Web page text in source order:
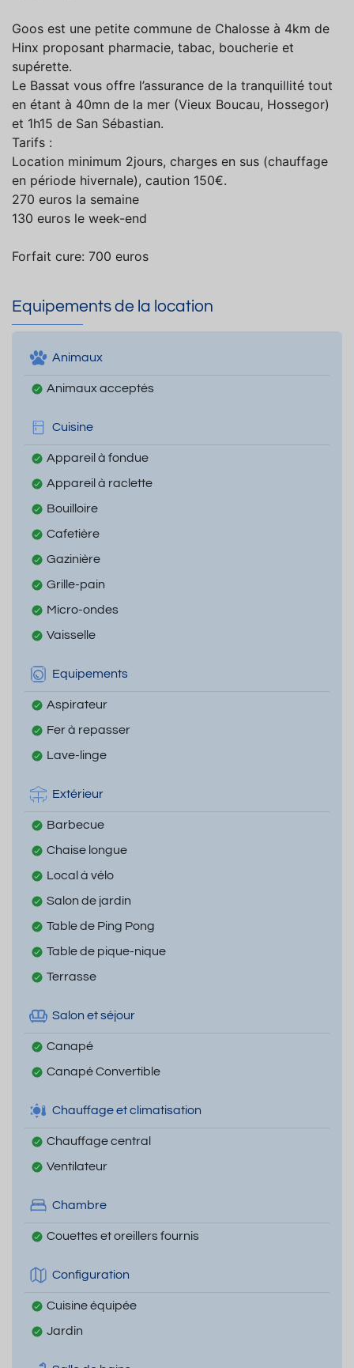
Goos est une petite commune de Chalosse à 4km de
Hinx proposant pharmacie, tabac, boucherie et
supérette.
Le Bassat vous offre l’assurance de la tranquillité tout
en étant à 40mn de la mer (Vieux Boucau, Hossegor)
et 1h15 de San Sébastian.
Tarifs :
Location minimum 2jours, charges en sus (chauffage
en période hivernale), caution 150€.
270 euros la semaine
130 euros le week-end
Forfait cure: 700 euros
Equipements de la location
Animaux
Animaux acceptés
Cuisine
Appareil à fondue
Appareil à raclette
Bouilloire
Cafetière
Gazinière
Grille-pain
Micro-ondes
Vaisselle
Equipements
Aspirateur
Fer à repasser
Lave-linge
Extérieur
Barbecue
Chaise longue
Local à vélo
Salon de jardin
Table de Ping Pong
Table de pique-nique
Terrasse
Salon et séjour
Canapé
Canapé Convertible
Chauffage et climatisation
Chauffage central
Ventilateur
Chambre
Couettes et oreillers fournis
Configuration
Cuisine équipée
Jardin